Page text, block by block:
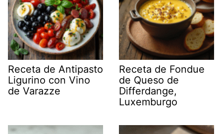
Receta de Antipasto
Ligurino con Vino
de Varazze
Receta de Fondue
de Queso de
Differdange,
Luxemburgo